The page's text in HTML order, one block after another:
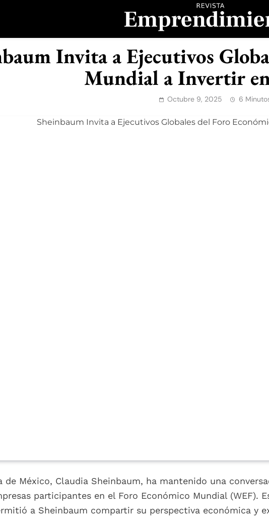
Revista
Invita a Ejecutivos
Mundial a Invertir
Octubre 9, 2025 6
de México, Claudia Sheinbaum, ha mantenido una
participantes en el Foro Económico Mundial (WEF).
a Sheinbaum compartir su perspectiva económica y